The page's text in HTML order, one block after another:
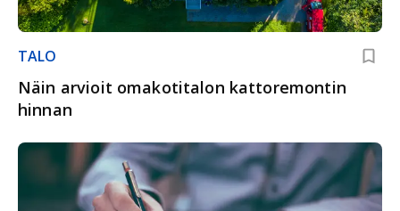
TALO
Näin arvioit omakotitalon kattoremontin
hinnan